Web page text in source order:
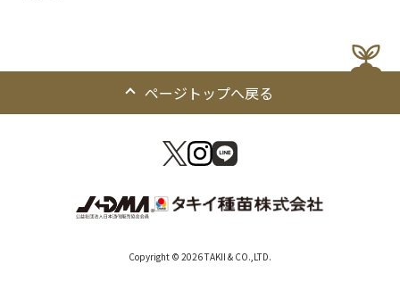
ページトップへ戻る
Copyright © 2026 TAKII & CO.,LTD.